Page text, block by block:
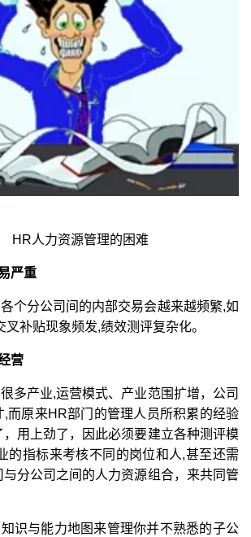
HR人力资源管理的困难
严重
个分公司间的内部交易会越来越频繁,如
补贴现象频发,绩效测评复杂化。
营
多产业,运营模式、产业范围扩增，公司
,而原来HR部门的管理人员所积累的经验
用上劲了，因此必须要建立各种测评模
的指标来考核不同的岗位和人,甚至还需
分公司之间的人力资源组合，来共同管
识与能力地图来管理你并不熟悉的子公